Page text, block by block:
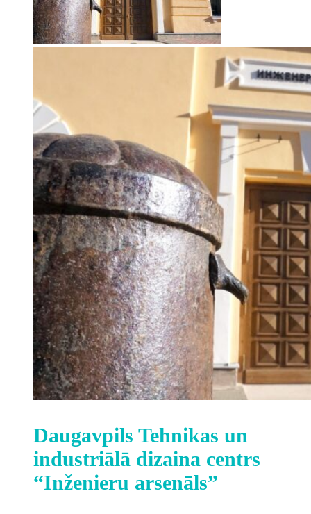
Daugavpils Tehnikas un
industriālā dizaina centrs
“Inženieru arsenāls”